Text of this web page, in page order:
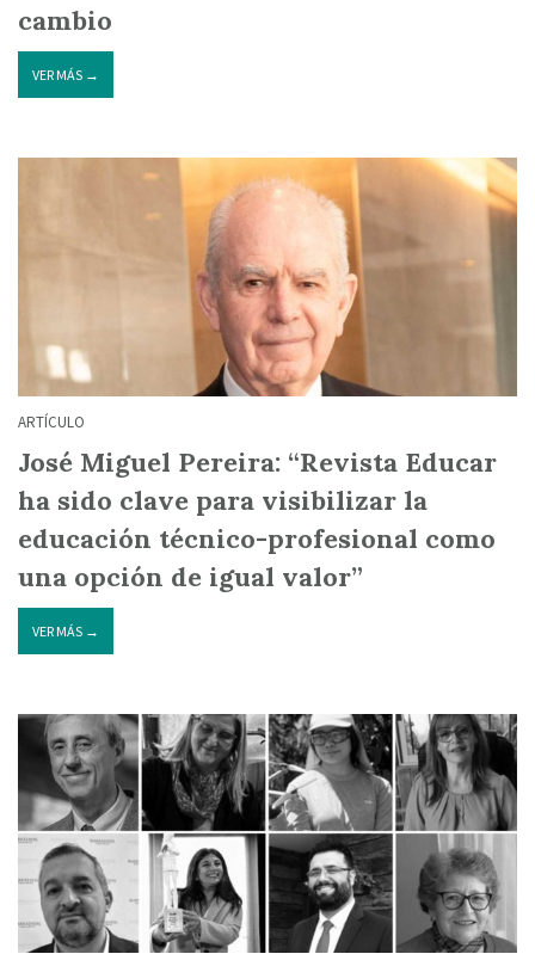
cambio
VER MÁS →
ARTÍCULO
José Miguel Pereira: “Revista Educar
ha sido clave para visibilizar la
educación técnico-profesional como
una opción de igual valor”
VER MÁS →